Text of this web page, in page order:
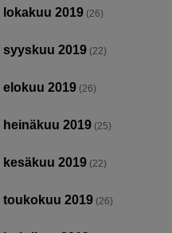
lokakuu 2019 (26)
syyskuu 2019 (22)
elokuu 2019 (26)
heinäkuu 2019 (25)
kesäkuu 2019 (22)
toukokuu 2019 (26)